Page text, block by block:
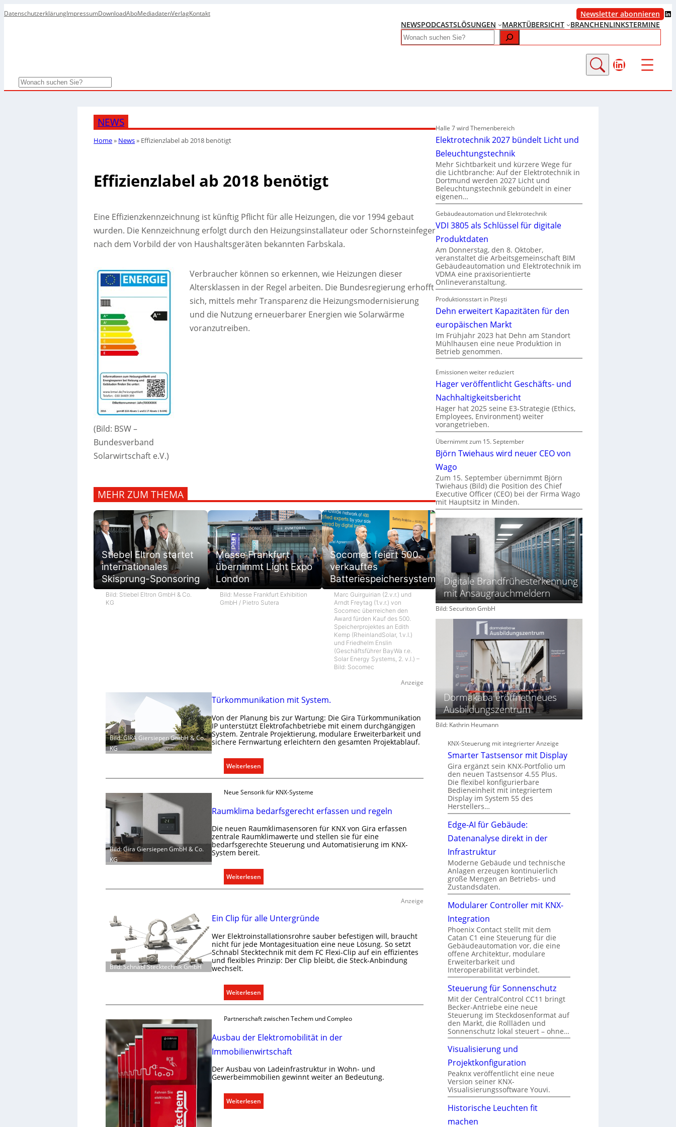
DatenschutzerklärungImpressumDownloadAboMediadatenVerlagKontakt Newsletter abonnieren LinkedIn
NEWSPODCASTSLÖSUNGEN MARKTÜBERSICHT BRANCHENLINKSTERMINE
Search
LinkedIn
Search
NEWS
Home» News» Effizienzlabel ab 2018 benötigt
Effizienzlabel ab 2018 benötigt
Eine Effizienzkennzeichnung ist künftig Pflicht für alle Heizungen, die vor 1994 gebaut
wurden. Die Kennzeichnung erfolgt durch den Heizungsinstallateur oder Schornsteinfeger
nach dem Vorbild der von Haushaltsgeräten bekannten Farbskala.
(Bild: BSW –
Bundesverband
Solarwirtschaft e.V.)
Verbraucher können so erkennen, wie Heizungen dieser
Altersklassen in der Regel arbeiten. Die Bundesregierung erhofft
sich, mittels mehr Transparenz die Heizungsmodernisierung
und die Nutzung erneuerbarer Energien wie Solarwärme
voranzutreiben.
MEHR ZUM THEMA
Stiebel Eltron startet
internationales
Skisprung-Sponsoring
Bild: Stiebel Eltron GmbH & Co.
KG
Messe Frankfurt
übernimmt Light Expo
London
Bild: Messe Frankfurt Exhibition
GmbH / Pietro Sutera
Socomec feiert 500.
verkauftes
Batteriespeichersystem
Marc Guirguirian (2.v.r.) und
Arndt Freytag (1.v.r.) von
Socomec überreichen den
Award fürden Kauf des 500.
Speicherprojektes an Edith
Kemp (RheinlandSolar, 1.v.l.)
und Friedhelm Enslin
(Geschäftsführer BayWa r.e.
Solar Energy Systems, 2. v.l.) –
Bild: Socomec
Anzeige
Bild: GIRA Giersiepen GmbH & Co.
KG
Türkommunikation mit System.
Von der Planung bis zur Wartung: Die Gira Türkommunikation
IP unterstützt Elektrofachbetriebe mit einem durchgängigen
System. Zentrale Projektierung, modulare Erweiterbarkeit und
sichere Fernwartung erleichtern den gesamten Projektablauf.
Weiterlesen:
T
r
k
m
m
u
i
k
a
i
o
n
m
i
y
e
.
Bild: Gira Giersiepen GmbH & Co.
KG
Neue Sensorik für KNX-Systeme
Raumklima bedarfsgerecht erfassen und regeln
Die neuen Raumklimasensoren für KNX von Gira erfassen
zentrale Raumklimawerte und stellen sie für eine
bedarfsgerechte Steuerung und Automatisierung im KNX-
System bereit.
Weiterlesen:
R
m
l
i
m
e
d
f
g
e
r
h
Anzeige
Bild: Schnabl Stecktechnik GmbH
Ein Clip für alle Untergründe
Wer Elektroinstallationsrohre sauber befestigen will, braucht
nicht für jede Montagesituation eine neue Lösung. So setzt
Schnabl Stecktechnik mit dem FC Flexi-Clip auf ein effizientes
und flexibles Prinzip: Der Clip bleibt, die Steck-Anbindung
wechselt.
Weiterlesen:
E
n
C
i
p
f
a
Partnerschaft zwischen Techem und Compleo
Ausbau der Elektromobilität in der
Immobilienwirtschaft
Der Ausbau von Ladeinfrastruktur in Wohn- und
Gewerbeimmobilien gewinnt weiter an Bedeutung.
Weiterlesen:
A
Halle 7 wird Themenbereich
Elektrotechnik 2027 bündelt Licht und
Beleuchtungstechnik
Mehr Sichtbarkeit und kürzere Wege für
die Lichtbranche: Auf der Elektrotechnik in
Dortmund werden 2027 Licht und
Beleuchtungstechnik gebündelt in einer
eigenen…
Gebäudeautomation und Elektrotechnik
VDI 3805 als Schlüssel für digitale
Produktdaten
Am Donnerstag, den 8. Oktober,
veranstaltet die Arbeitsgemeinschaft BIM
Gebäudeautomation und Elektrotechnik im
VDMA eine praxisorientierte
Onlineveranstaltung.
Produktionsstart in Piteşti
Dehn erweitert Kapazitäten für den
europäischen Markt
Im Frühjahr 2023 hat Dehn am Standort
Mühlhausen eine neue Produktion in
Betrieb genommen.
Emissionen weiter reduziert
Hager veröffentlicht Geschäfts- und
Nachhaltigkeitsbericht
Hager hat 2025 seine E3-Strategie (Ethics,
Employees, Environment) weiter
vorangetrieben.
Übernimmt zum 15. September
Björn Twiehaus wird neuer CEO von
Wago
Zum 15. September übernimmt Björn
Twiehaus (Bild) die Position des Chief
Executive Officer (CEO) bei der Firma Wago
mit Hauptsitz in Minden.
Digitale Brandfrühesterkennung
mit Ansaugrauchmeldern
Bild: Securiton GmbH
Dormakaba eröffnet neues
Ausbildungszentrum
Bild: Kathrin Heumann
KNX-Steuerung mit integrierter Anzeige
Smarter Tastsensor mit Display
Gira ergänzt sein KNX-Portfolio um
den neuen Tastsensor 4.55 Plus.
Die flexibel konfigurierbare
Bedieneinheit mit integriertem
Display im System 55 des
Herstellers…
Edge-AI für Gebäude:
Datenanalyse direkt in der
Infrastruktur
Moderne Gebäude und technische
Anlagen erzeugen kontinuierlich
große Mengen an Betriebs- und
Zustandsdaten.
Modularer Controller mit KNX-
Integration
Phoenix Contact stellt mit dem
Catan C1 eine Steuerung für die
Gebäudeautomation vor, die eine
offene Architektur, modulare
Erweiterbarkeit und
Interoperabilität verbindet.
Steuerung für Sonnenschutz
Mit der CentralControl CC11 bringt
Becker-Antriebe eine neue
Steuerung im Steckdosenformat auf
den Markt, die Rollläden und
Sonnenschutz lokal steuert – ohne…
Visualisierung und
Projektkonfiguration
Peaknx veröffentlicht eine neue
Version seiner KNX-
Visualisierungssoftware Youvi.
Historische Leuchten fit
machen